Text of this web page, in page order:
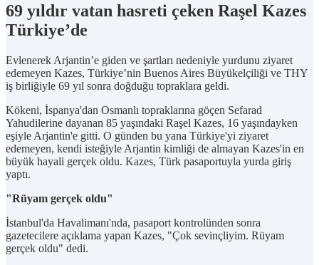
69 yıldır vatan hasreti çeken Raşel Kazes
Türkiye’de
Evlenerek Arjantin’e giden ve şartları nedeniyle yurdunu ziyaret
edemeyen Kazes, Türkiye’nin Buenos Aires Büyükelçiliği ve THY
iş birliğiyle 69 yıl sonra doğduğu topraklara geldi.
Kökeni, İspanya'dan Osmanlı topraklarına göçen Sefarad
Yahudilerine dayanan 85 yaşındaki Raşel Kazes, 16 yaşındayken
eşiyle Arjantin'e gitti. O günden bu yana Türkiye'yi ziyaret
edemeyen, kendi isteğiyle Arjantin kimliği de almayan Kazes'in en
büyük hayali gerçek oldu. Kazes, Türk pasaportuyla yurda giriş
yaptı.
"Rüyam gerçek oldu"
İstanbul'da Havalimanı'nda, pasaport kontrolünden sonra
gazetecilere açıklama yapan Kazes, "Çok sevinçliyim. Rüyam
gerçek oldu" dedi.